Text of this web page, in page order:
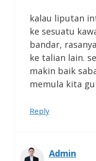
kalau liputan
ke sesuatu
bandar,
ke talian lain.
makin baik
memula kita
Reply
Admin